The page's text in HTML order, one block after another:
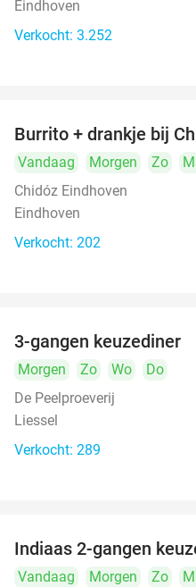
Eindhoven
Verkocht: 3.252
Burrito + drankje bij
Vandaag Morgen Zo
Chidóz Eindhoven
Eindhoven
Verkocht: 202
3-gangen keuzediner
Morgen Zo Wo
Do
De Peelproeverij
Liessel
Verkocht: 289
Indiaas 2-gangen
Vandaag Morgen Zo